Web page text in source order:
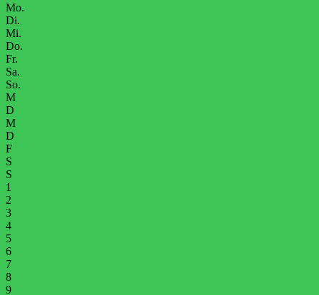
Mo.
Di.
Mi.
Do.
Fr.
Sa.
So.
M
D
M
D
F
S
S
1
2
3
4
5
6
7
8
9